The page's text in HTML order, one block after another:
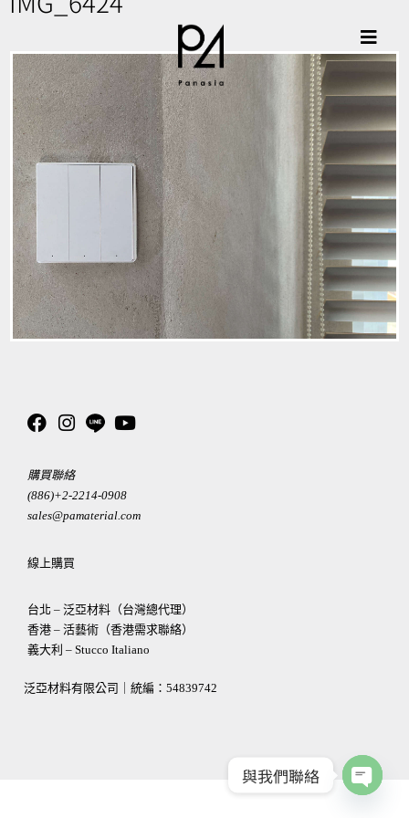
購買聯絡
(886)+2-2214-0908
sales@pamaterial.com
線上購買
台北 – 泛亞材料（台灣總代理）
香港 – 活藝術（香港需求聯絡）
義大利 – Stucco Italiano
泛亞材料有限公司｜統編： 54839742
與我們聯絡